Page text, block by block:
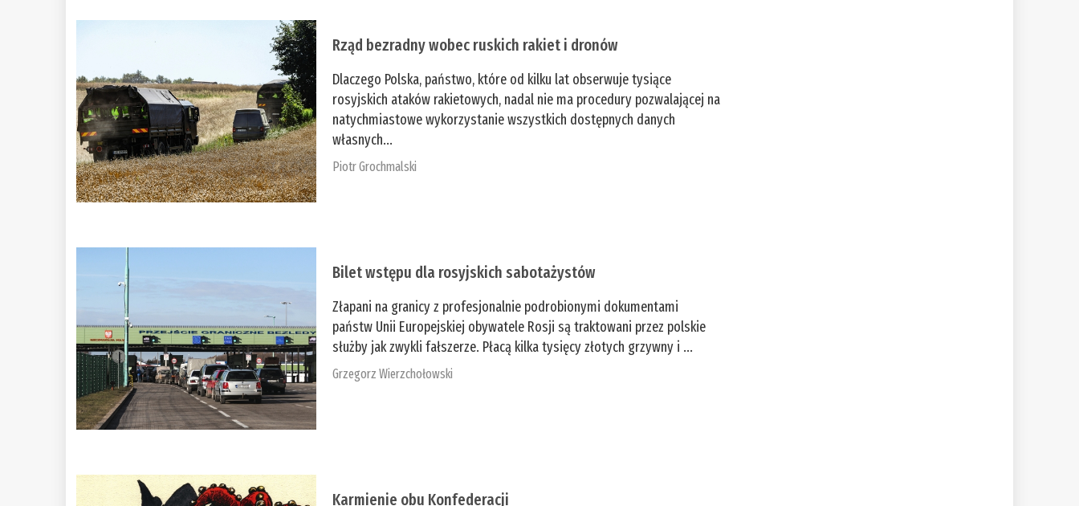
Rząd bezradny wobec ruskich rakiet i dronów
Dlaczego Polska, państwo, które od kilku lat obserwuje tysiące
rosyjskich ataków rakietowych, nadal nie ma procedury pozwalającej na
natychmiastowe wykorzystanie wszystkich dostępnych danych
własnych...
Piotr Grochmalski
Bilet wstępu dla rosyjskich sabotażystów
Złapani na granicy z profesjonalnie podrobionymi dokumentami
państw Unii Europejskiej obywatele Rosji są traktowani przez polskie
służby jak zwykli fałszerze. Płacą kilka tysięcy złotych grzywny i ...
Grzegorz Wierzchołowski
Karmienie obu Konfederacji